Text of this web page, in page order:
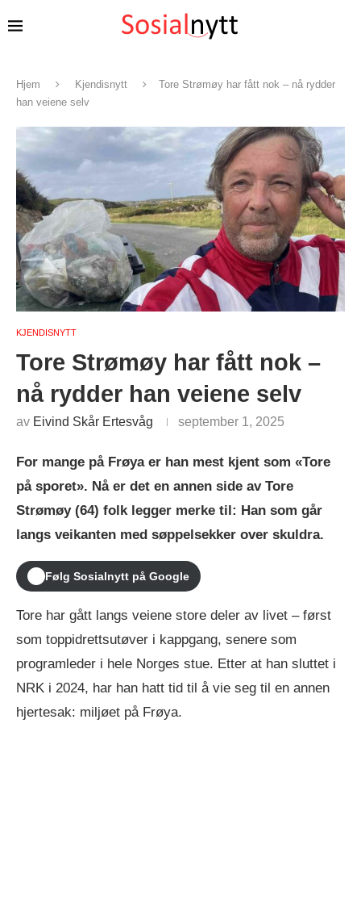
Hjem Kjendisnytt
Tore Strømøy har fått nok – nå rydder
han veiene selv
KJENDISNYTT
Tore Strømøy har fått nok –
nå rydder han veiene selv
av Eivind Skår Ertesvåg september 1, 2025
For mange på Frøya er han mest kjent som «Tore
på sporet». Nå er det en annen side av Tore
Strømøy (64) folk legger merke til: Han som går
langs veikanten med søppelsekker over skuldra.
Følg Sosialnytt på Google
Tore har gått langs veiene store deler av livet – først
som toppidrettsutøver i kappgang, senere som
programleder i hele Norges stue. Etter at han sluttet i
NRK i 2024, har han hatt tid til å vie seg til en annen
hjertesak: miljøet på Frøya.